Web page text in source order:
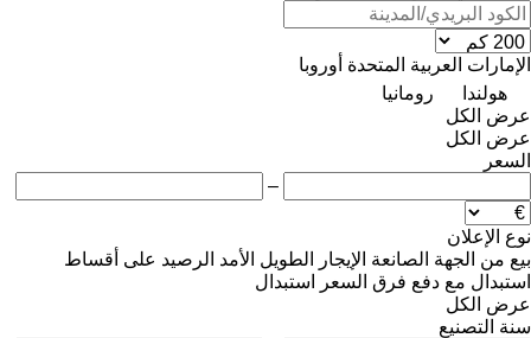
الإمارات العربية المتحدة أوروبا
هولندا
رومانيا
عرض الكل
عرض الكل
السعر
–
نوع الإعلان
بيع من الجهة الصانعة الإيجار الطويل الأمد الرصيد على أقساط
استبدال مع دفع فرق السعر
استبدال
عرض الكل
سنة التصنيع